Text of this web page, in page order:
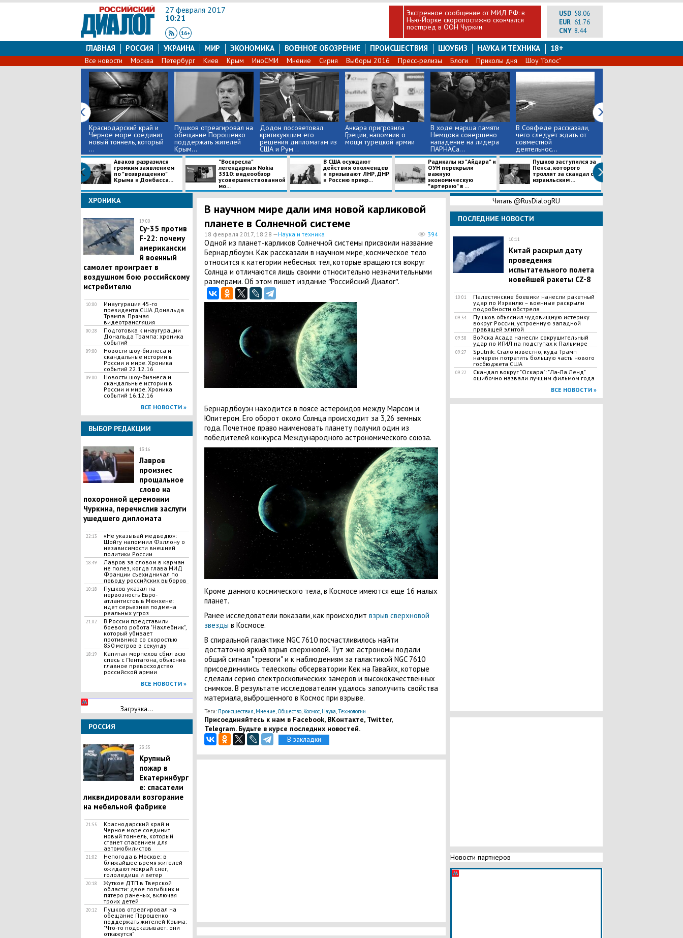
27 февраля 2017
10:21
Экстренное сообщение от МИД РФ: в
Нью-Йорке скоропостижно скончался
постпред в ООН Чуркин
USD 58.06
EUR 61.76
CNY 8.44
ГЛАВНАЯ РОССИЯ УКРАИНА МИР ЭКОНОМИКА ВОЕННОЕ ОБОЗРЕНИЕ ПРОИСШЕСТВИЯ ШОУБИЗ НАУКА И ТЕХНИКА 18+
Все новости Москва Петербург Киев Крым ИноСМИ Мнение Сирия Выборы 2016 Пресс-релизы Блоги Приколы дня Шоу "Голос"
Краснодарский край и
Черное море соединит
новый тоннель, который
...
Пушков отреагировал на
обещание Порошенко
поддержать жителей
Крым...
Додон посоветовал
критикующим его
решения дипломатам из
США и Рум...
Анкара пригрозила
Греции, напомнив о
мощи турецкой армии
В ходе марша памяти
Немцова совершено
нападение на лидера
ПАРНАСа...
В Совфеде рассказали,
чего следует ждать от
совместной
деятельнос...
Аваков разразился
громким заявлением
по "возвращению"
Крыма и Донбасса...
"Воскресла"
легендарная Nokia
3310: видеообзор
усовершенствованной
мо...
В США осуждают
действия ополченцев
и призывают ЛНР, ДНР
и Россию прекр...
Радикалы из "Айдара" и
ОУН перекрыли
важную
экономическую
"артерию" в ...
Пушков заступился за
Пенса, которого
троллят за скандал с
израильским ...
ХРОНИКА
19:00
Су-35 против
F-22: почему
американски
й военный
самолет проиграет в
воздушном бою российскому
истребителю
10:00
Инаугурация 45-го
президента США Дональда
Трампа. Прямая
видеотрансляция
00:28
Подготовка к инаугурации
Дональда Трампа: хроника
событий
09:00
Новости шоу-бизнеса и
скандальные истории в
России и мире. Хроника
событий 22.12.16
09:00
Новости шоу-бизнеса и
скандальные истории в
России и мире. Хроника
событий 16.12.16
ВСЕ НОВОСТИ »
ВЫБОР РЕДАКЦИИ
13:16
Лавров
произнес
прощальное
слово на
похоронной церемонии
Чуркина, перечислив заслуги
ушедшего дипломата
22:13
​«Не указывай медведю»:
Шойгу напомнил Фэллону о
независимости внешней
политики России
18:49
Лавров за словом в карман
не полез, когда глава МИД
Франции съехидничал по
поводу российских выборов
10:18
Пушков указал на
нервозность Евро-
атлантистов в Мюнхене:
идет серьезная подмена
реальных угроз
21:02
В России представили
боевого робота "Нахлебник",
который убивает
противника со скоростью
850 метров в секунду
18:19
Капитан морпехов сбил всю
спесь с Пентагона, объяснив
главное превосходство
российской армии
ВСЕ НОВОСТИ »
Загрузка...
РОССИЯ
23:55
​Крупный
пожар в
Екатеринбург
е: спасатели
ликвидировали возгорание
на мебельной фабрике
21:55
Краснодарский край и
Черное море соединит
новый тоннель, который
станет спасением для
автомобилистов
21:02
​Непогода в Москве: в
ближайшее время жителей
ожидают мокрый снег,
гололедица и ветер
20:18
​Жуткое ДТП в Тверской
области: двое погибших и
пятеро раненых, включая
троих детей
20:12
Пушков отреагировал на
обещание Порошенко
поддержать жителей Крыма:
"Что-то подсказывает: они
откажутся"
В научном мире дали имя новой карликовой
планете в Солнечной системе
18 февраля 2017, 18:28 —Наука и техника 394
Одной из планет-карликов Солнечной системы присвоили название
Бернардбоуэн. Как рассказали в научном мире, космическое тело
относится к категории небесных тел, которые вращаются вокруг
Солнца и отличаются лишь своими относительно незначительными
размерами. Об этом пишет издание ʺРоссийский Диалогʺ.
Бернардбоуэн находится в поясе астероидов между Марсом и
Юпитером. Его оборот около Солнца происходит за 3,26 земных
года. Почетное право наименовать планету получил один из
победителей конкурса Международного астрономического союза.
Кроме данного космического тела, в Космосе имеются еще 16 малых
планет.
Ранее исследователи показали, как происходит взрыв сверхновой
звезды в Космосе.
В спиральной галактике NGC 7610 посчастливилось найти
достаточно яркий взрыв сверхновой. Тут же астрономы подали
общий сигнал "тревоги" и к наблюдениям за галактикой NGC 7610
присоединились телескопы обсерватории Кек на Гавайях, которые
сделали серию спектроскопических замеров и высококачественных
снимков. В результате исследователям удалось заполучить свойства
материала, выброшенного в Космос при взрыве.
Теги: Происшествия, Мнение, Общество, Космос, Наука,Технологии
Присоединяйтесь к нам в Facebook, ВКонтакте, Twitter,
Telegram. Будьте в курсе последних новостей.
В закладки
Читать @RusDialogRU
ПОСЛЕДНИЕ НОВОСТИ
10:11
Китай раскрыл дату
проведения
испытательного полета
новейшей ракеты CZ-8
10:01
Палестинские боевики нанесли ракетный
удар по Израилю – военные раскрыли
подробности обстрела
09:54
Пушков объяснил чудовищную истерику
вокруг России, устроенную западной
правящей элитой
09:38
Войска Асада нанесли сокрушительный
удар по ИГИЛ на подступах к Пальмире
09:27
Sputnik: Стало известно, куда Трамп
намерен потратить большую часть нового
госбюджета США
09:22
Скандал вокруг "Оскара": "Ла-Ла Ленд"
ошибочно назвали лучшим фильмом года
ВСЕ НОВОСТИ »
Новости партнеров